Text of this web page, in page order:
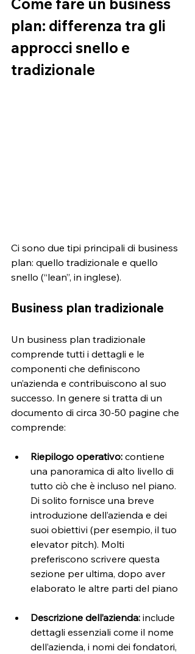
plan: differenza tra gli
approcci snello e
tradizionale
Ci sono due tipi principali di business
plan: quello tradizionale e quello
snello (“lean”, in inglese).
Business plan tradizionale
Un business plan tradizionale
comprende tutti i dettagli e le
componenti che definiscono
un’azienda e contribuiscono al suo
successo. In genere si tratta di un
documento di circa 30-50 pagine che
comprende:
Riepilogo operativo: contiene
una panoramica di alto livello di
tutto ciò che è incluso nel piano.
Di solito fornisce una breve
introduzione dell’azienda e dei
suoi obiettivi (per esempio, il tuo
elevator pitch). Molti
preferiscono scrivere questa
sezione per ultima, dopo aver
elaborato le altre parti del piano
Descrizione dell’azienda: include
dettagli essenziali come il nome
dell’azienda, i nomi dei fondatori,